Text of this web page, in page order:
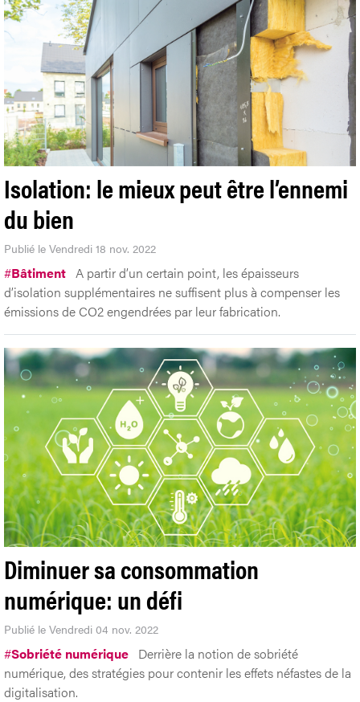
Isolation: le mieux peut être l’ennemi
du bien
Publié le Vendredi 18 nov. 2022
#Bâtiment A partir d’un certain point, les épaisseurs
d’isolation supplémentaires ne suffisent plus à compenser les
émissions de CO2 engendrées par leur fabrication.
Diminuer sa consommation
numérique: un défi
Publié le Vendredi 04 nov. 2022
#Sobriété numérique Derrière la notion de sobriété
numérique, des stratégies pour contenir les effets néfastes de la
digitalisation.